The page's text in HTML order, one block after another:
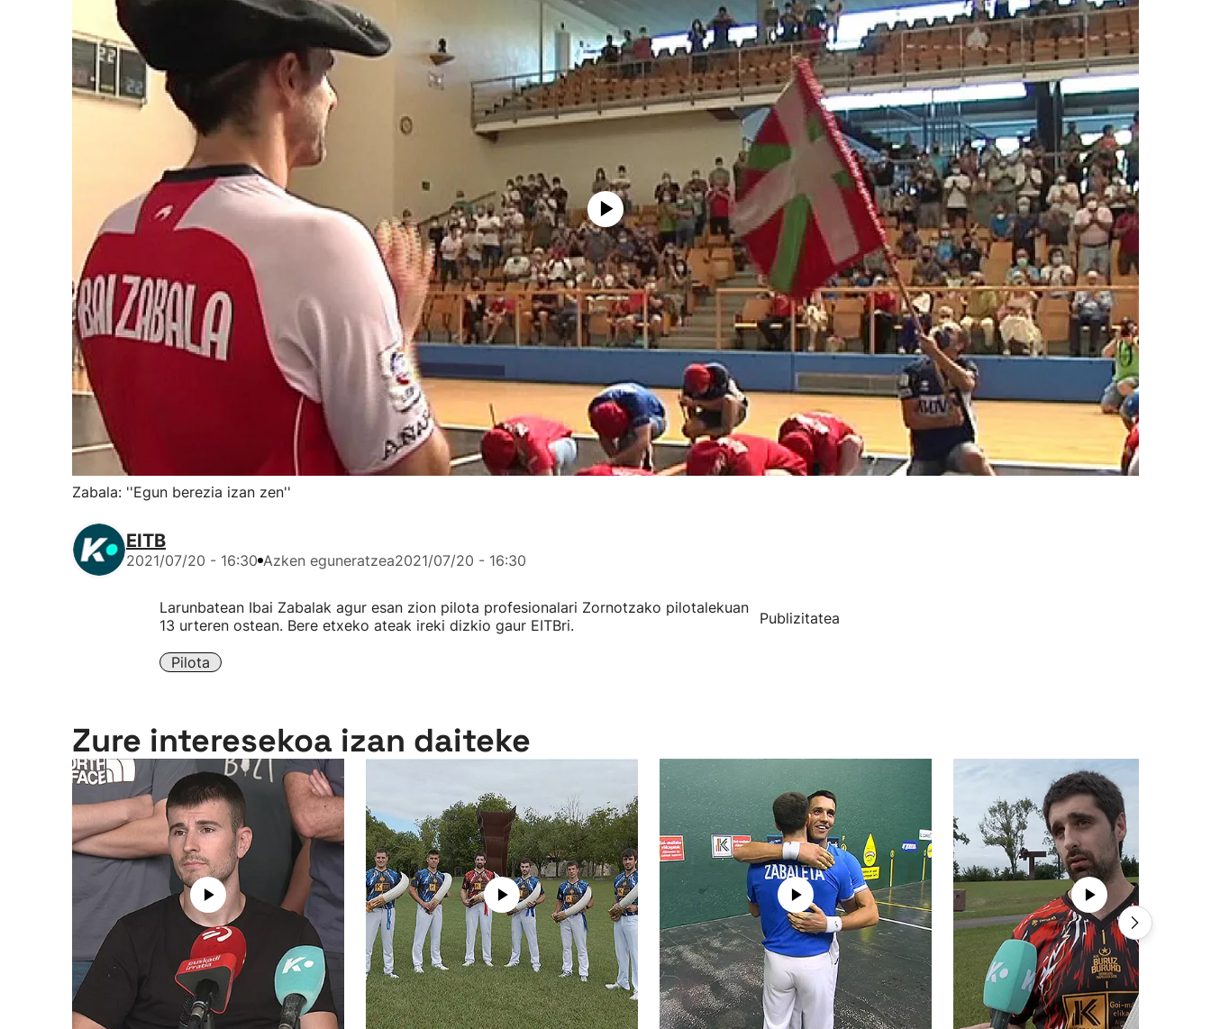
Zabala: ''Egun berezia izan zen''
EITB
2021/07/20 - 16:30 Azken eguneratzea2021/07/20 - 16:30
Larunbatean Ibai Zabalak agur esan zion pilota profesionalari Zornotzako pilotalekuan
13 urteren ostean. Bere etxeko ateak ireki dizkio gaur EITBri.
Pilota
Publizitatea
Zure interesekoa izan daiteke